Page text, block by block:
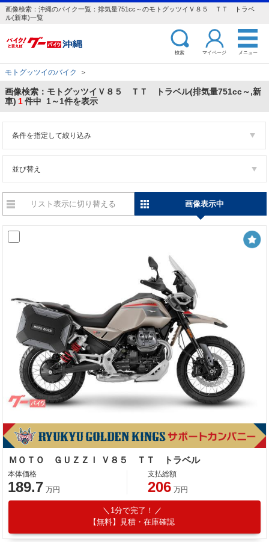
画像検索：沖縄のバイク一覧：排気量751cc～のモトグッツイＶ８５ ＴＴ トラベ
ル(新車)一覧
検索 マイページ メニュー
モトグッツイのバイク ＞
画像検索：モトグッツイＶ８５ ＴＴ トラベル(排気量751cc～,新
車) 1件中 1～1件を表示
条件を指定して絞り込み
並び替え
リスト表示に切り替える 画像表示中
ＭＯＴＯ ＧＵＺＺＩ Ｖ８５ ＴＴ トラベル
本体価格
189.7 万円
支払総額
206 万円
1分で完了！
【無料】見積・在庫確認